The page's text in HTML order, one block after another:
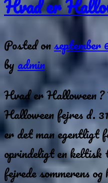
Hvad er
Posted onseptember
by admin
Hvad er Halloween
Halloween fejres d.
er det man egentligt
oprindeligt en
fejrede sommerens